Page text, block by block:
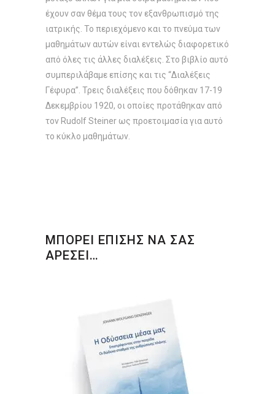
έχουν σαν θέμα τους τον εξανθρωπισμό της
ιατρικής. Το περιεχόμενο και το πνεύμα των
μαθημάτων αυτών είναι εντελώς διαφορετικό
από όλες τις άλλες διαλέξεις. Στο βιβλίο αυτό
συμπεριλάβαμε επίσης και τις “Διαλέξεις
Γέφυρα”. Τρεις διαλέξεις που δόθηκαν 17-19
Δεκεμβρίου 1920, οι οποίες προτάθηκαν από
τον Rudolf Steiner ως προετοιμασία για αυτό
το κύκλο μαθημάτων.
ΜΠΟΡΕΙ ΕΠΙΣΗΣ ΝΑ ΣΑΣ
ΑΡΕΣΕΙ…